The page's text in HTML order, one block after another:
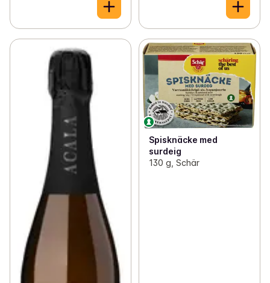
Spisknäcke med
surdeig
130 g, Schär